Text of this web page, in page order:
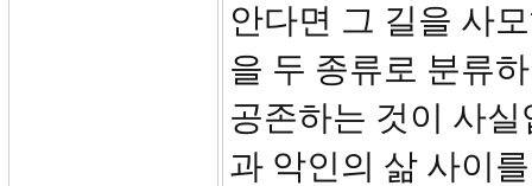
안다면 그 길을 사
을 두 종류로 분류
공존하는 것이 사
과 악인의 삶 사이